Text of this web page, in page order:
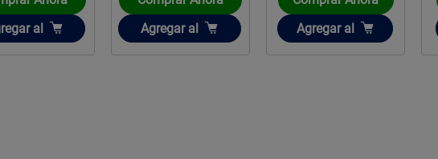
al
Añadir
Agregar al
Añadir
Agregar al